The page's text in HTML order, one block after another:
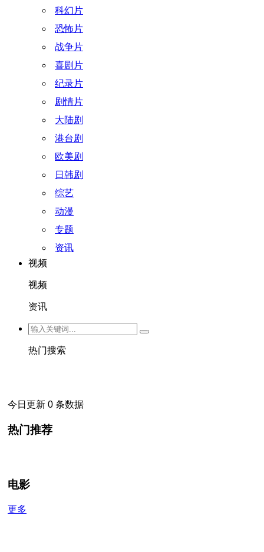
科幻片
恐怖片
战争片
喜剧片
纪录片
剧情片
大陆剧
港台剧
欧美剧
日韩剧
综艺
动漫
专题
资讯
视频
视频
资讯
热门搜索
今日更新 0 条数据
热门推荐
电影
更多